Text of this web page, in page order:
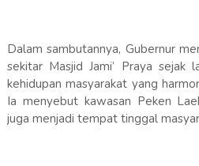
Dalam sambutannya, Gubernur
sekitar Masjid Jami’ Praya sejak
kehidupan masyarakat yang
Ia menyebut kawasan Peken
juga menjadi tempat tinggal